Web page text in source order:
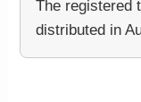
The registered
distributed in